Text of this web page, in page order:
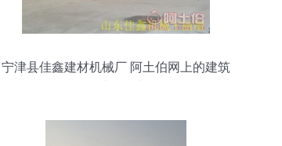
宁津县佳鑫建材机械厂 阿土伯网上的建筑